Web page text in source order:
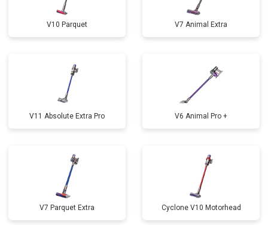
V10 Parquet V7 Animal Extra
V11 Absolute Extra Pro V6 Animal Pro +
V7 Parquet Extra Cyclone V10 Motorhead